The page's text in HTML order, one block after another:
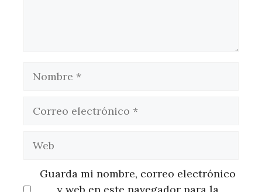
Guarda mi nombre, correo electrónico